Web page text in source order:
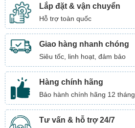
Lắp đặt & vận chuyển
Hỗ trợ toàn quốc
Giao hàng nhanh chóng
Siêu tốc, linh hoạt, đảm bảo
Hàng chính hãng
Bảo hành chính hãng 12 tháng
Tư vấn & hỗ trợ 24/7